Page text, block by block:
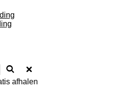
afhalen